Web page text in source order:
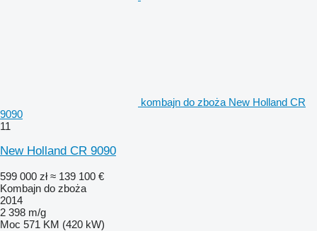
kombajn do zboża New Holland CR
9090
11
New Holland CR 9090
599 000 zł ≈ 139 100 €
Kombajn do zboża
2014
2 398 m/g
Moc 571 KM (420 kW)